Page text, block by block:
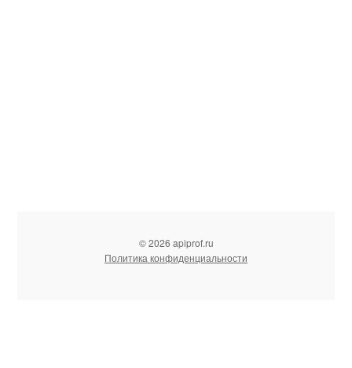
© 2026 apiprof.ru
Политика конфиденциальности